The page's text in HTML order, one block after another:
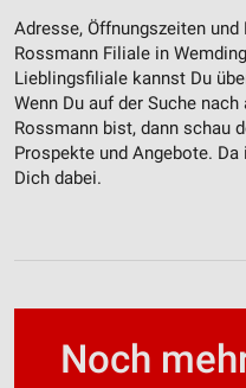
Adresse, Öffnungszeiten
Rossmann Filiale in
Lieblingsfiliale kannst Du
Wenn Du auf der Suche
Rossmann bist, dann schau
Prospekte und Angebote.
Dich dabei.
Noch